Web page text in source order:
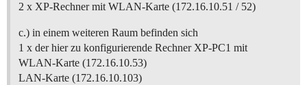
2 x XP-Rechner mit WLAN-Karte (172.16.10.51 / 52)
c.) in einem weiteren Raum befinden sich
1 x der hier zu konfigurierende Rechner XP-PC1 mit
WLAN-Karte (172.16.10.53)
LAN-Karte (172.16.10.103)